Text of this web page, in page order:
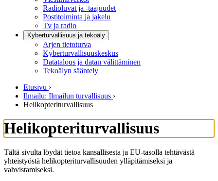
Radioluvat ja -taajuudet
Postitoiminta ja jakelu
Tv ja radio
Kyberturvallisuus ja tekoäly
Arjen tietoturva
Kyberturvallisuuskeskus
Datatalous ja datan välittäminen
Tekoälyn sääntely
Etusivu ›
Ilmailu: Ilmailun turvallisuus ›
Helikopteriturvallisuus
Helikopteriturvallisuus
Tältä sivulta löydät tietoa kansallisesta ja EU-tasolla tehtävästä
yhteistyöstä helikopteriturvallisuuden ylläpitämiseksi ja
vahvistamiseksi.